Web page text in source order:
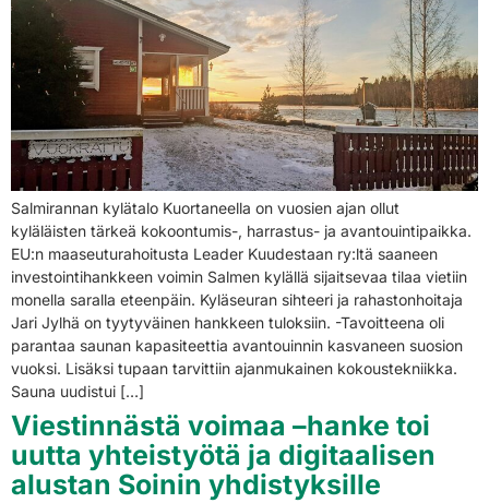
Salmirannan kylätalo Kuortaneella on vuosien ajan ollut
kyläläisten tärkeä kokoontumis-, harrastus- ja avantouintipaikka.
EU:n maaseuturahoitusta Leader Kuudestaan ry:ltä saaneen
investointihankkeen voimin Salmen kylällä sijaitsevaa tilaa vietiin
monella saralla eteenpäin. Kyläseuran sihteeri ja rahastonhoitaja
Jari Jylhä on tyytyväinen hankkeen tuloksiin. -Tavoitteena oli
parantaa saunan kapasiteettia avantouinnin kasvaneen suosion
vuoksi. Lisäksi tupaan tarvittiin ajanmukainen kokoustekniikka.
Sauna uudistui […]
Viestinnästä voimaa –hanke toi
uutta yhteistyötä ja digitaalisen
alustan Soinin yhdistyksille